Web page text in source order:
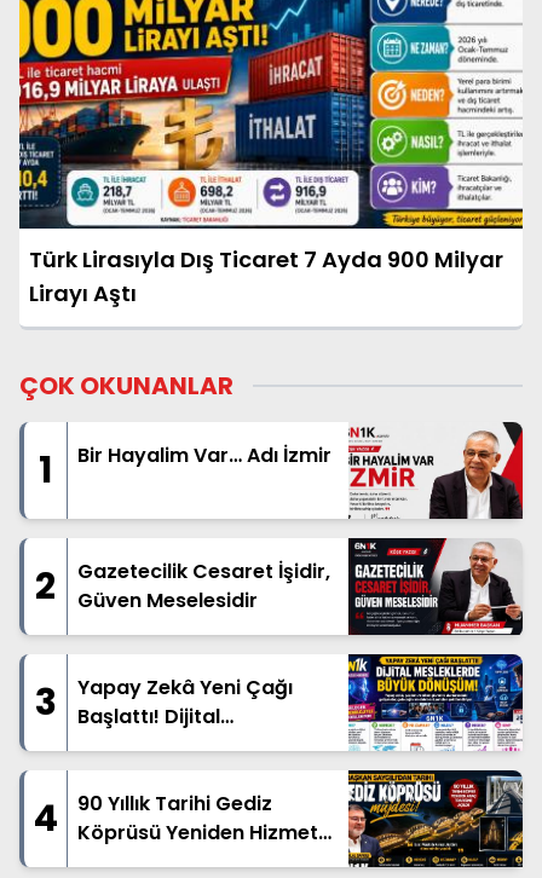
Türk Lirasıyla Dış Ticaret 7 Ayda 900 Milyar
Lirayı Aştı
ÇOK OKUNANLAR
1 Bir Hayalim Var… Adı İzmir
2
Gazetecilik Cesaret İşidir,
Güven Meselesidir
3
Yapay Zekâ Yeni Çağı
Başlattı! Dijital
Mesleklerde Büyük
4
90 Yıllık Tarihi Gediz
Köprüsü Yeniden Hizmete
Açıldı